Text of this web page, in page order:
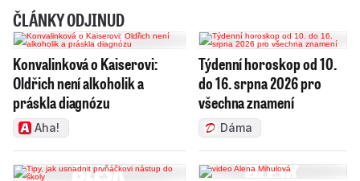
ČLÁNKY ODJINUD
Konvalinková o Kaiserovi:
Oldřich není alkoholik a
práskla diagnózu
Aha!
Týdenní horoskop od 10.
do 16. srpna 2026 pro
všechna znamení
Dáma